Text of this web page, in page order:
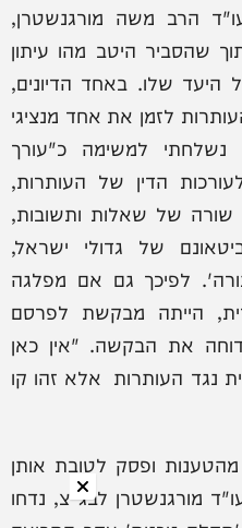
הרב משה מורגנשטרן,
שהסביר היטב מהו עיתון
היעד שלו. באחד הדיונים,
לזמן את אחד מנציגי
למשימה כ"עורך
הדין של העותרות,
של שאלות ותשובות,
של גדולי ישראל,
לפיכך גם אם מפלגה
הייתה מבקשת לפרסם
דוחה את הבקשה. "אין כאן
נגד העותרות אלא זהו קו
ופסק לטובת אותן
מורגנשטרן לבג"צ, נדחו